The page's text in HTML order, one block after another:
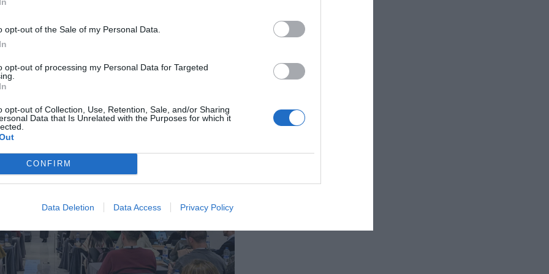
opt-out of the Sale of my Personal Data.
opt-out of processing my Personal Data for Targeted
opt-out of Collection, Use, Retention, Sale, and/or Sharing
Data that Is Unrelated with the Purposes for which it
CONFIRM
Data Deletion Data Access Privacy Policy
del número de proyectos
que durante 2025 suponen 21
promotor. El compromiso de los
de la atención sanitaria son los
apoyan los GT para dar respuesta a los